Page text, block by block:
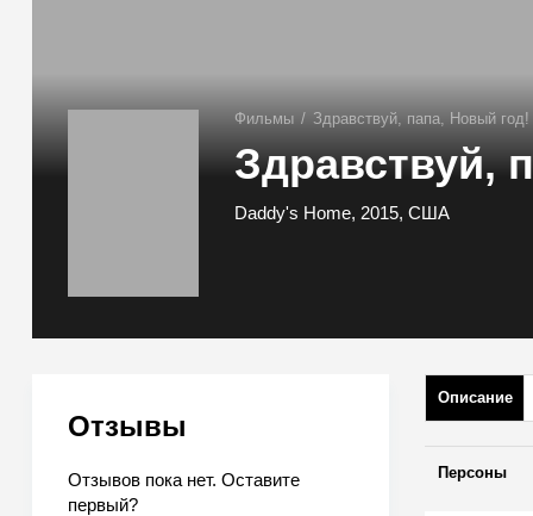
Фильмы / Здравствуй, папа, Новый год!
Здравствуй,
Daddy's Home, 2015, США
Отзывы
Отзывов пока нет. Оставите
первый?
Описание
Персоны